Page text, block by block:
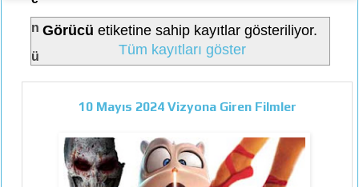
n
ü
Görücü etiketine sahip kayıtlar gösteriliyor.
Tüm kayıtları göster
10 Mayıs 2024 Vizyona Giren Filmler